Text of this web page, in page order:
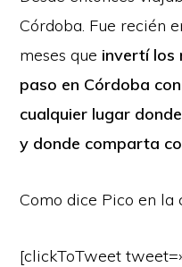
Córdoba. Fue recién
meses que invertí los
paso en Córdoba
cualquier lugar
y donde comparta
Como dice Pico en la
[clickToTweet